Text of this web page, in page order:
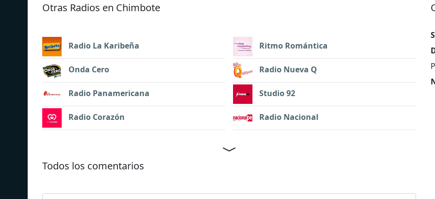
Otras Radios en Chimbote
Radio La Karibeña
Onda Cero
Radio Panamericana
Radio Corazón
Ritmo Romántica
Radio Nueva Q
Studio 92
Radio Nacional
Todos los comentarios